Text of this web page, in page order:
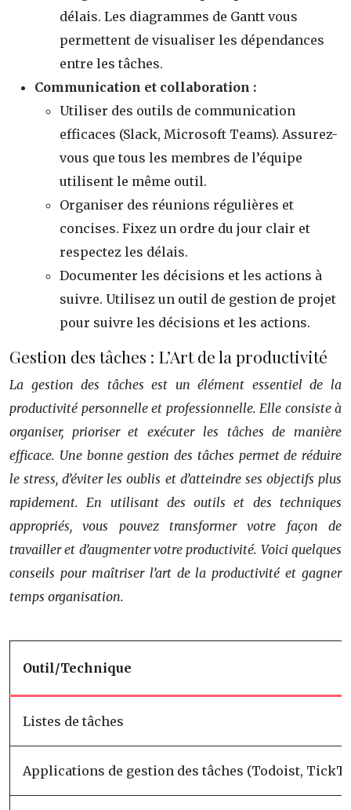
délais. Les diagrammes de Gantt vous
permettent de visualiser les dépendances
entre les tâches.
Communication et collaboration :
Utiliser des outils de communication
efficaces (Slack, Microsoft Teams). Assurez-
vous que tous les membres de l’équipe
utilisent le même outil.
Organiser des réunions régulières et
concises. Fixez un ordre du jour clair et
respectez les délais.
Documenter les décisions et les actions à
suivre. Utilisez un outil de gestion de projet
pour suivre les décisions et les actions.
Gestion des tâches : L’Art de la productivité
La gestion des tâches est un élément essentiel de la
productivité personnelle et professionnelle. Elle consiste à
organiser, prioriser et exécuter les tâches de manière
efficace. Une bonne gestion des tâches permet de réduire
le stress, d’éviter les oublis et d’atteindre ses objectifs plus
rapidement. En utilisant des outils et des techniques
appropriés, vous pouvez transformer votre façon de
travailler et d’augmenter votre productivité. Voici quelques
conseils pour maîtriser l’art de la productivité et gagner
temps organisation.
Outil/Technique
Listes de tâches
Applications de gestion des tâches (Todoist,